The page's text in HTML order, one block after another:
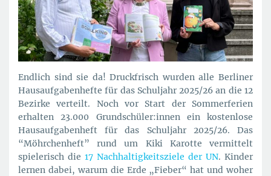
Endlich sind sie da! Druckfrisch wurden alle Berliner
Hausaufgabenhefte für das Schuljahr 2025/26 an die 12
Bezirke verteilt. Noch vor Start der Sommerferien
erhalten 23.000 Grundschüler:innen ein kostenlose
Hausaufgabenheft für das Schuljahr 2025/26. Das
“Möhrchenheft” rund um Kiki Karotte vermittelt
spielerisch die 17 Nachhaltigkeitsziele der UN. Kinder
lernen dabei, warum die Erde „Fieber“ hat und woher